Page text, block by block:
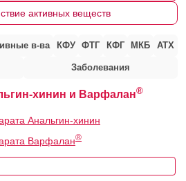
активных веществ
в-ва КФУ ФТГ КФГ МКБ АТХ
Заболевания
хинин и Варфалан®
Анальгин-хинин
Варфалан®